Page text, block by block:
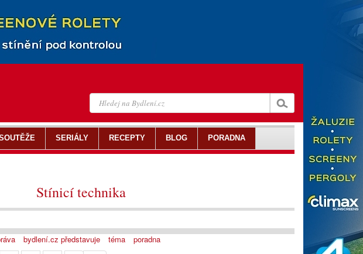
Stínicí technika
bydlení.cz představuje téma poradna
SERIÁLY RECEPTY BLOG PORADNA